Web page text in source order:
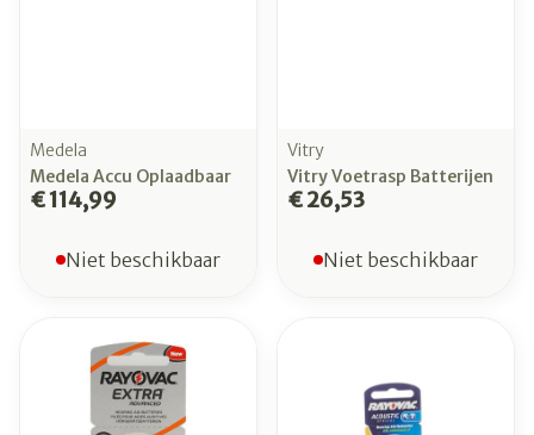
Medela
Medela Accu Oplaadbaar
€ 114,99
Niet beschikbaar
Vitry
Vitry Voetrasp Batterijen
€ 26,53
Niet beschikbaar